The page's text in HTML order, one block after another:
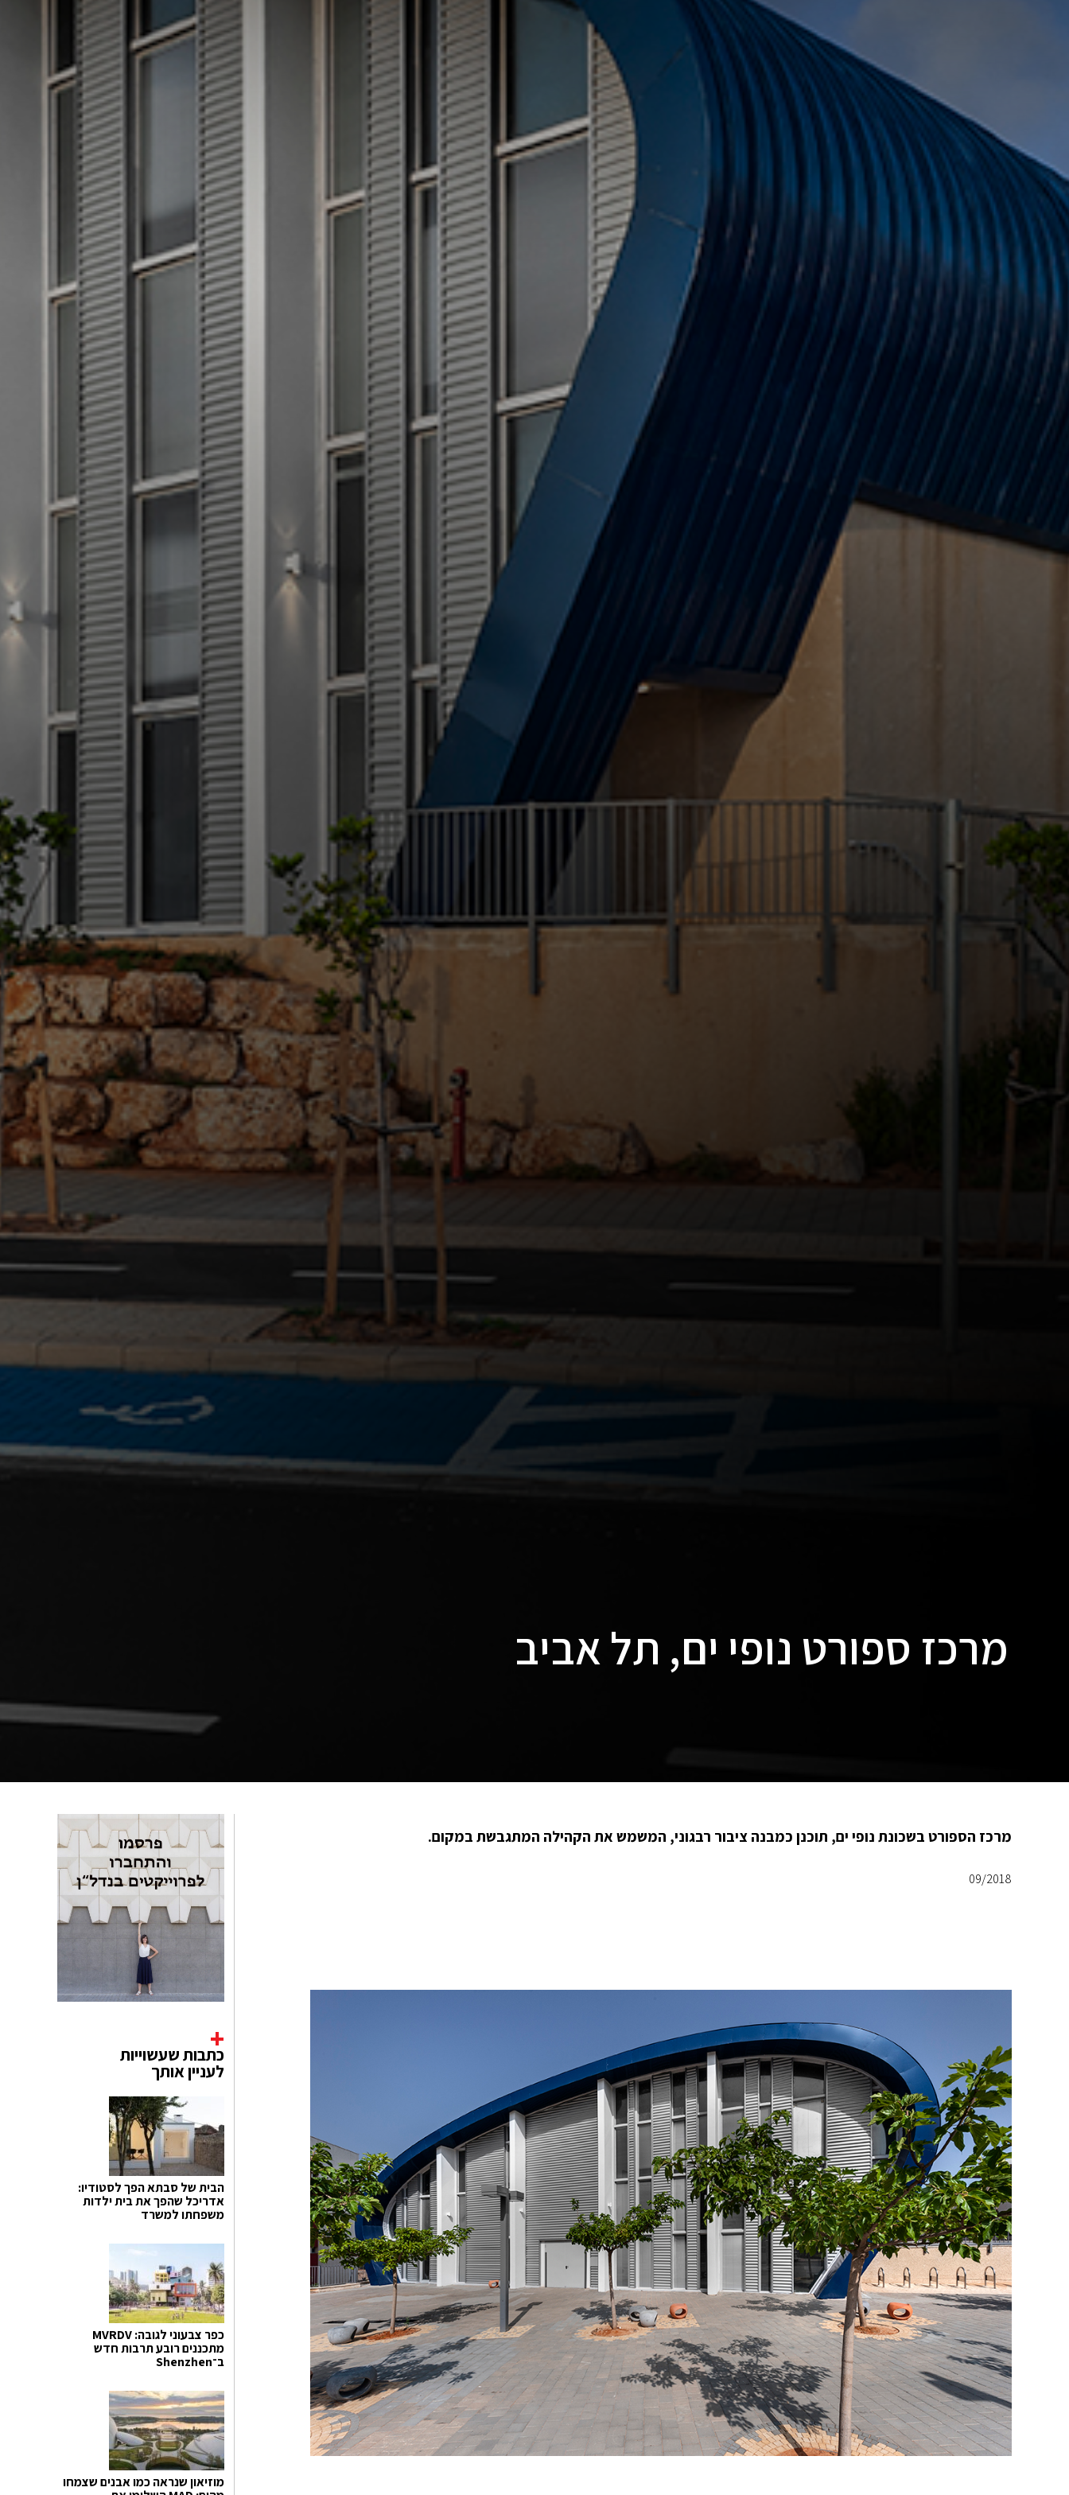
מרכז ספורט נופי ים, תל אביב
מרכז הספורט בשכונת נופי ים, תוכנן כמבנה ציבור רבגוני, המשמש את הקהילה המתגבשת במקום.
09/2018
כתבות שעשוייות
לעניין אותך
הבית של סבתא הפך לסטודיו:
אדריכל שהפך את בית ילדות
משפחתו למשרד
כפר צבעוני לגובה: MVRDV
מתכננים רובע תרבות חדש
ב־Shenzhen
מוזיאון שנראה כמו אבנים שצמחו